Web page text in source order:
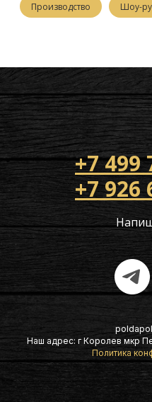
Производство Шоу-
+7 499
+7 926
Наш адрес: г Королев мкр
Политика